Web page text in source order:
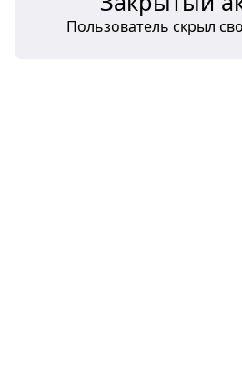
Пользователь скрыл